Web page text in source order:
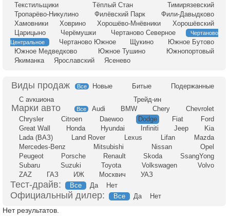
Текстильщики
Тёплый Стан
Тимирязевский
Тропарёво-Никулино
Филёвский Парк
Фили-Давыдково
Хамовники
Ховрино Хорошёво-Мнёвники
Хорошёвский
Царицыно
Черёмушки Чертаново Северное
Чертаново
Центральное
Чертаново Южное Щукино
Южное Бутово
Южное Медведково
Южное Тушино
Южнопортовый
Якиманка
Ярославский Ясенево
Все Новые Битые
Подержанные
С аукциона
Трейд-ин
Все Audi BMW Chery
Chevrolet
Chrysler
Citroen Daewoo Dodge Fiat
Ford
Great Wall
Honda Hyundai Infiniti Jeep
Kia
Lada (ВАЗ)
Land Rover Lexus Lifan
Mazda
Mercedes-Benz
Mitsubishi Nissan
Opel
Peugeot
Porsche Renault Skoda
SsangYong
Subaru
Suzuki Toyota Volkswagen
Volvo
ZAZ
ГАЗ ИЖ Москвич УАЗ
Тест-драйв: Все Да Нет
Официальный дилер: Все Да Нет
Нет результатов.